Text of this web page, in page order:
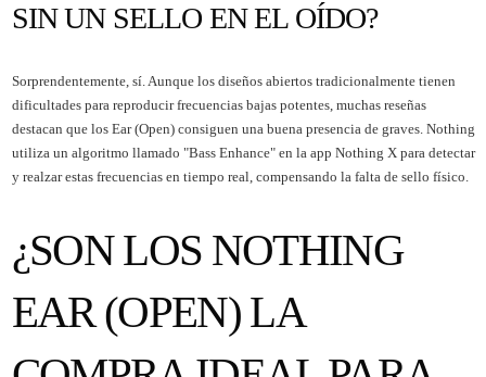
SIN UN SELLO EN EL OÍDO?
Sorprendentemente, sí. Aunque los diseños abiertos tradicionalmente tienen
dificultades para reproducir frecuencias bajas potentes, muchas reseñas
destacan que los Ear (Open) consiguen una buena presencia de graves. Nothing
utiliza un algoritmo llamado "Bass Enhance" en la app Nothing X para detectar
y realzar estas frecuencias en tiempo real, compensando la falta de sello físico.
¿SON LOS NOTHING
EAR (OPEN) LA